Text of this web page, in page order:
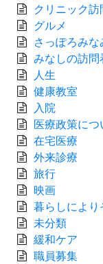
クリニック訪
グルメ
さっぽろみ
みなしの訪問
人生
健康教室
入院
医療政策につ
在宅医療
外来診療
旅行
映画
暮らしにより
未分類
緩和ケア
職員募集